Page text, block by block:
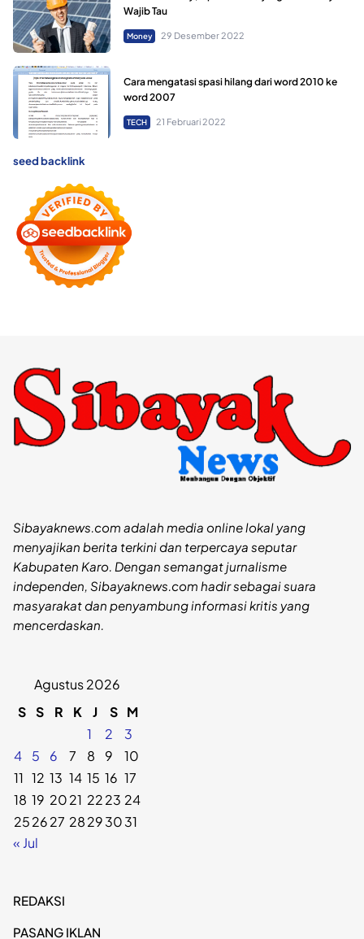
Wajib Tau
Money 29 Desember 2022
Cara mengatasi spasi hilang dari word 2010 ke
word 2007
TECH 21 Februari 2022
seed backlink
Sibayaknews.com adalah media online lokal yang
menyajikan berita terkini dan terpercaya seputar
Kabupaten Karo. Dengan semangat jurnalisme
independen, Sibayaknews.com hadir sebagai suara
masyarakat dan penyambung informasi kritis yang
mencerdaskan.
Agustus 2026
S S R K J S M
1
2
3
4
5 6 7 8 9
10
11 12 13 14 15 16 17
18 19 2021 2223 24
252627 28293031
« Jul
REDAKSI
PASANG IKLAN